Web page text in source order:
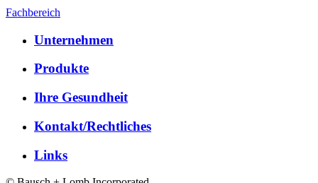
Fachbereich
Unternehmen
Produkte
Ihre Gesundheit
Kontakt/Rechtliches
Links